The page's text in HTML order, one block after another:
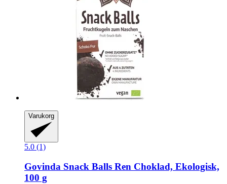
Varukorg
5.0 (1)
Govinda Snack Balls Ren Choklad, Ekologisk,
100 g